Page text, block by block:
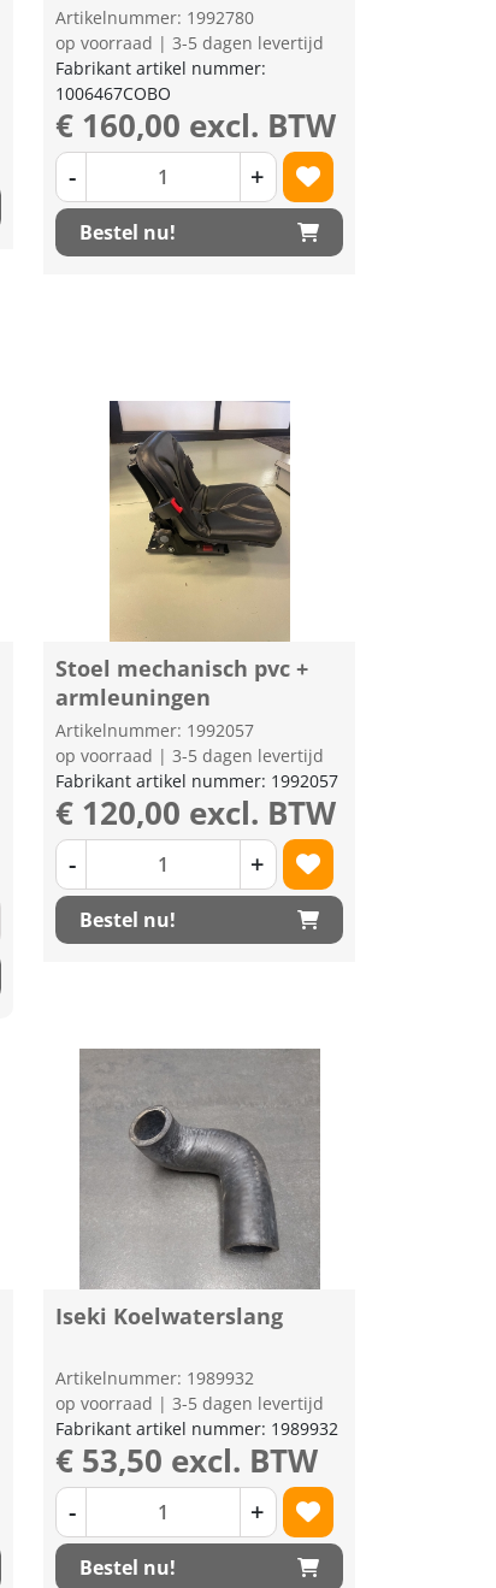
Artikelnummer: 1992780
op voorraad | 3-5 dagen levertijd
Fabrikant artikel nummer:
1006467COBO
€ 160,00 excl. BTW
- +
Bestel nu!
Stoel mechanisch pvc +
armleuningen
Artikelnummer: 1992057
op voorraad | 3-5 dagen levertijd
Fabrikant artikel nummer: 1992057
€ 120,00 excl. BTW
- +
Bestel nu!
Iseki Koelwaterslang
Artikelnummer: 1989932
op voorraad | 3-5 dagen levertijd
Fabrikant artikel nummer: 1989932
€ 53,50 excl. BTW
- +
Bestel nu!